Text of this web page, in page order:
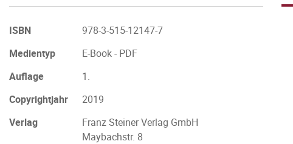
ISBN
978-3-515-12147-7
Medientyp
E-Book - PDF
Auflage
1.
Copyrightjahr
2019
Verlag
Franz Steiner Verlag GmbH
Maybachstr. 8